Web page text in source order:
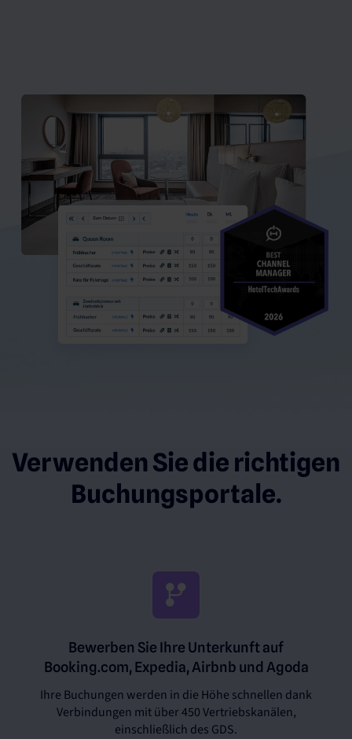
Verwenden Sie die richtigen
Buchungsportale.
Bewerben Sie Ihre Unterkunft auf
Booking.com, Expedia, Airbnb und Agoda
Ihre Buchungen werden in die Höhe schnellen dank
Verbindungen mit über 450 Vertriebskanälen,
einschließlich des GDS.